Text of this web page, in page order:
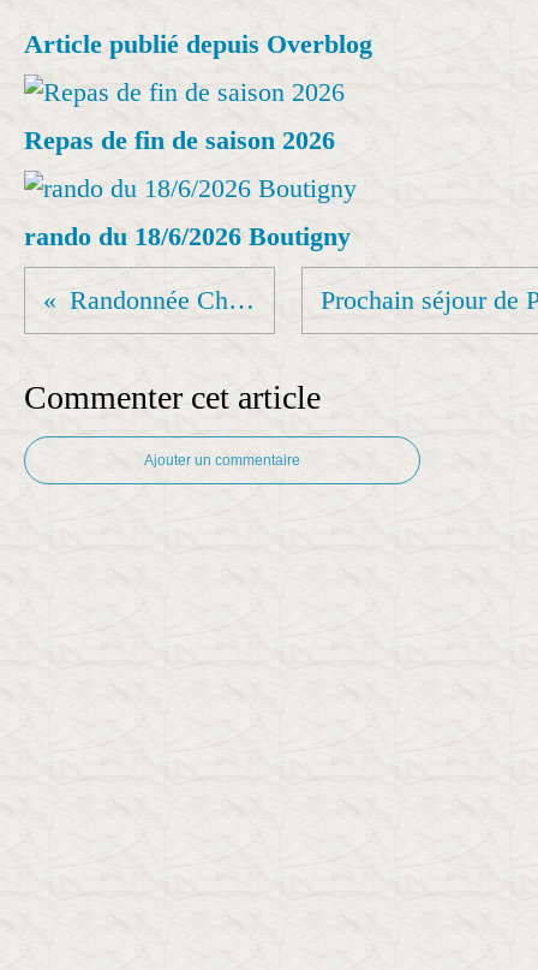
Article publié depuis Overblog
Repas de fin de saison 2026
rando du 18/6/2026 Boutigny
Randonnée Chamarande du Jeudi 16 Octobre 2025
Commenter cet article
Ajouter un commentaire